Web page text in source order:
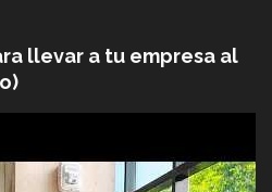
llevar a tu empresa al